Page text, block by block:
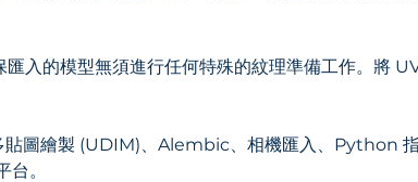
匯入的模型無須進行任何特殊的紋理準備工作。將
圖繪製 (UDIM)、Alembic、相機匯入、Python
。